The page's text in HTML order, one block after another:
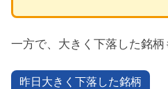
一方で、大きく下落した銘柄
昨日大きく下落した銘柄